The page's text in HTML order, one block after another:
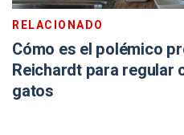
RELACIONADO
Cómo es el polémico
Reichardt para regular
gatos